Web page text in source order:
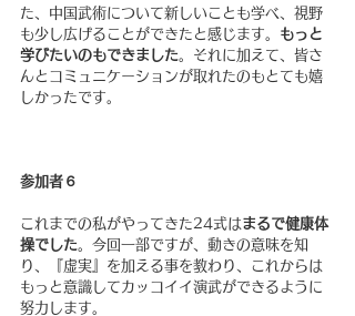
た、中国武術について新しいことも学べ、視野
も少し広げることができたと感じます。 もっと
学びたいのもできました。それに加えて、皆さ
んとコミュニケーションが取れたのもとても嬉
しかったです。
参加者６
これまでの私がやってきた24式はまるで健康体
操でした。今回一部ですが、動きの意味を知
り、『虚実』を加える事を教わり、これからは
もっと意識してカッコイイ演武ができるように
努力します。